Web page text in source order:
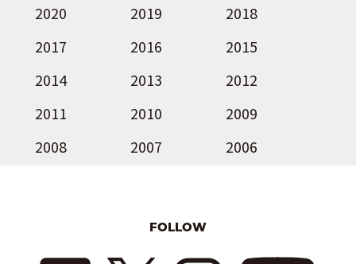
2020
2019
2018
2017
2016
2015
2014
2013
2012
2011
2010
2009
2008
2007 2006
FOLLOW